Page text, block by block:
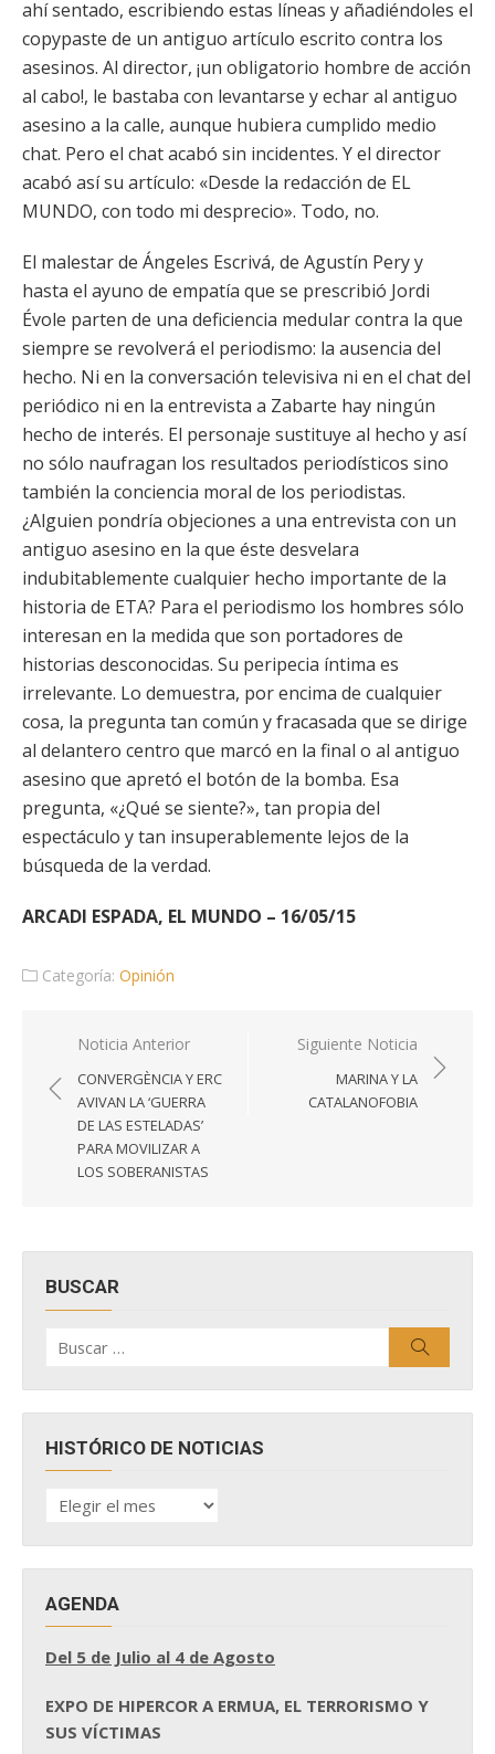
ahí sentado, escribiendo estas líneas y añadiéndoles el
copypaste de un antiguo artículo escrito contra los
asesinos. Al director, ¡un obligatorio hombre de acción
al cabo!, le bastaba con levantarse y echar al antiguo
asesino a la calle, aunque hubiera cumplido medio
chat. Pero el chat acabó sin incidentes. Y el director
acabó así su artículo: «Desde la redacción de EL
MUNDO, con todo mi desprecio». Todo, no.
El malestar de Ángeles Escrivá, de Agustín Pery y
hasta el ayuno de empatía que se prescribió Jordi
Évole parten de una deficiencia medular contra la que
siempre se revolverá el periodismo: la ausencia del
hecho. Ni en la conversación televisiva ni en el chat del
periódico ni en la entrevista a Zabarte hay ningún
hecho de interés. El personaje sustituye al hecho y así
no sólo naufragan los resultados periodísticos sino
también la conciencia moral de los periodistas.
¿Alguien pondría objeciones a una entrevista con un
antiguo asesino en la que éste desvelara
indubitablemente cualquier hecho importante de la
historia de ETA? Para el periodismo los hombres sólo
interesan en la medida que son portadores de
historias desconocidas. Su peripecia íntima es
irrelevante. Lo demuestra, por encima de cualquier
cosa, la pregunta tan común y fracasada que se dirige
al delantero centro que marcó en la final o al antiguo
asesino que apretó el botón de la bomba. Esa
pregunta, «¿Qué se siente?», tan propia del
espectáculo y tan insuperablemente lejos de la
búsqueda de la verdad.
ARCADI ESPADA, EL MUNDO – 16/05/15
Categoría: Opinión
Navegación
de
entradas
Noticia Anterior
CONVERGÈNCIA Y ERC
AVIVAN LA ‘GUERRA
DE LAS ESTELADAS’
PARA MOVILIZAR A
LOS SOBERANISTAS
Siguiente Noticia
MARINA Y LA
CATALANOFOBIA
BUSCAR
por:
HISTÓRICO DE NOTICIAS
HISTÓRICO
DE
AGENDA
Del 5 de Julio al 4 de Agosto
EXPO DE HIPERCOR A ERMUA, EL TERRORISMO Y
SUS VÍCTIMAS